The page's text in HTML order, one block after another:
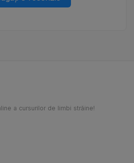
a cursurilor de limbi străine!